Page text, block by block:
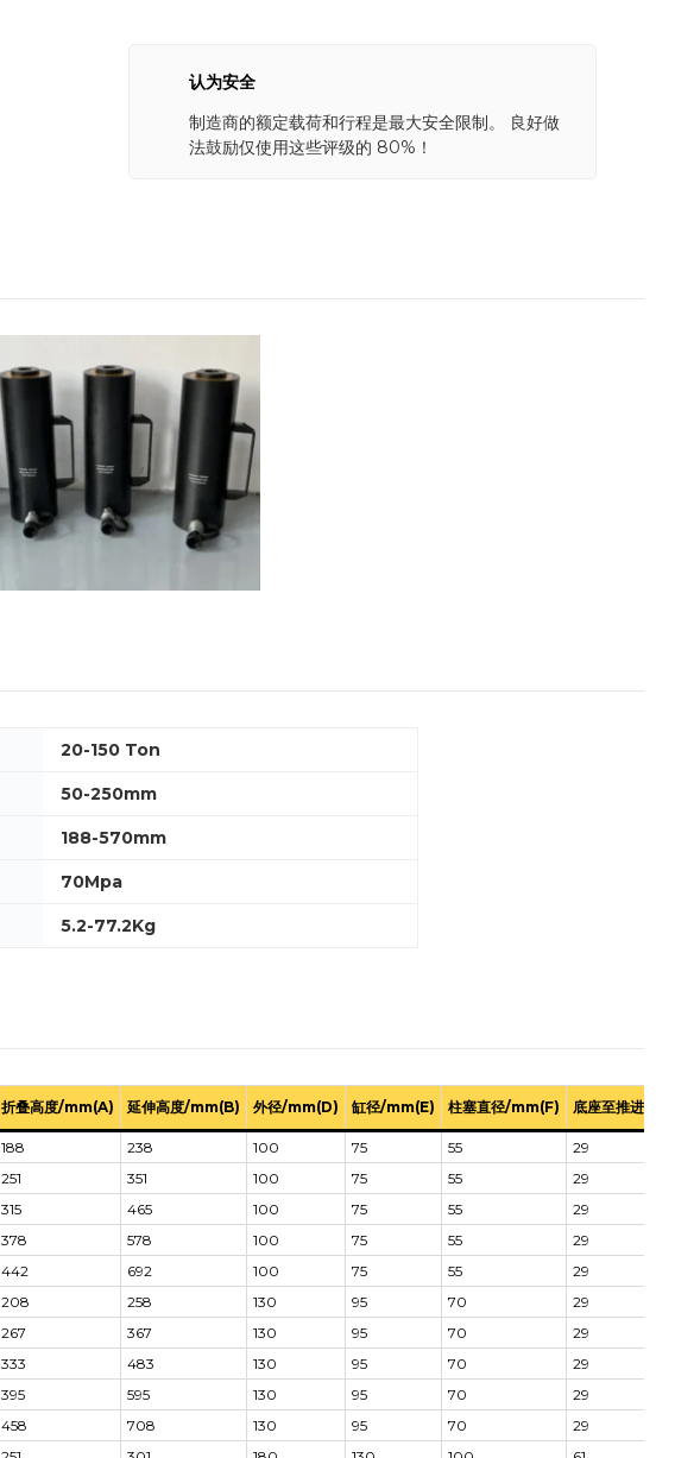
认为安全
制造商的额定载荷和行程是最大安全限制。 良好做
法鼓励仅使用这些评级的 80%！
20-150 Ton
50-250mm
188-570mm
70Mpa
5.2-77.2Kg
折叠高度/mm(A) 延伸高度/mm(B) 外径/mm(D) 缸径/mm(E) 柱塞直径/mm(F) 底座至推进口/
188 238 100 75 55
29
251 351 100 75 55
29
315 465 100 75 55
29
378 578 100 75 55
29
442 692 100 75 55
29
208 258 130 95 70
29
267 367 130 95 70
29
333 483 130 95 70
29
395 595 130 95 70
29
458 708 130 95 70
29